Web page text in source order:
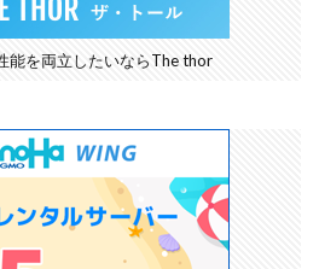
能を両立したいならThe thor